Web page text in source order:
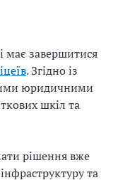
має завершитися
. Згідно із
юридичними
шкіл та
рішення вже
та